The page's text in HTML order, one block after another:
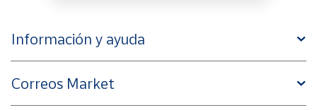
Información y ayuda
Correos Market